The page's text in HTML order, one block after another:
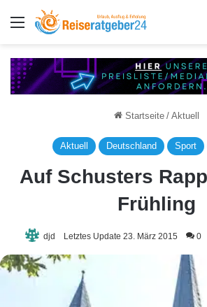
Menü
Startseite / Aktuell
Aktuell Deutschland Sport
Auf Schusters
Frühling
djd Letztes Update 23. März 2015 0